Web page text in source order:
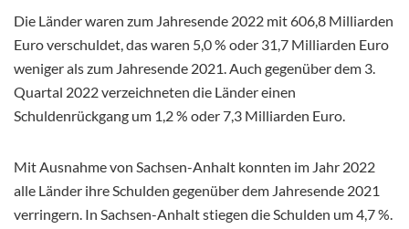
Die Länder waren zum Jahresende 2022 mit 606,8 Milliarden
Euro verschuldet, das waren 5,0 % oder 31,7 Milliarden Euro
weniger als zum Jahresende 2021. Auch gegenüber dem 3.
Quartal 2022 verzeichneten die Länder einen
Schuldenrückgang um 1,2 % oder 7,3 Milliarden Euro.
Mit Ausnahme von Sachsen-Anhalt konnten im Jahr 2022
alle Länder ihre Schulden gegenüber dem Jahresende 2021
verringern. In Sachsen-Anhalt stiegen die Schulden um 4,7 %.